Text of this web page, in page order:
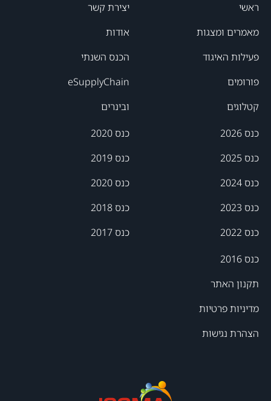
ראשי
מאמרים ומצגות
פעילות האיגוד
פורומים
קטלוגים
יצירת קשר
אודות
הכנס השנתי
eSupplyChain
ובינרים
כנס 2026
כנס 2025
כנס 2024
כנס 2023
כנס 2022
כנס 2020
כנס 2019
כנס 2020
כנס 2018
כנס 2017
כנס 2016
תקנון האתר
מדיניות פרטיות
הצהרת נגישות